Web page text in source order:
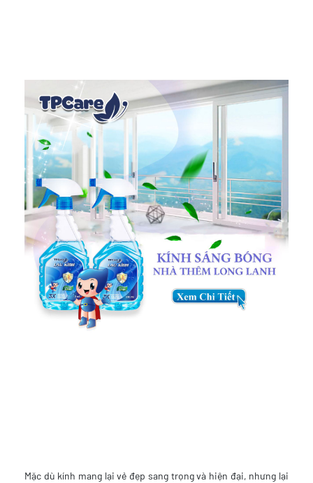
Mặc dù kính mang lại vẻ đẹp sang trọng và hiện đại, nhưng lại